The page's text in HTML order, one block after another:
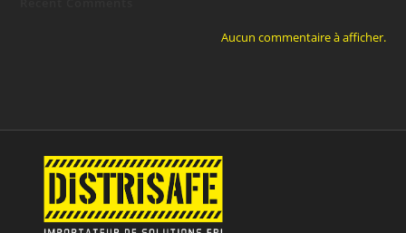
Aucun commentaire à afficher.